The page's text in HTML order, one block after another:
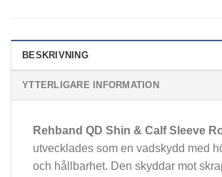
BESKRIVNING
YTTERLIGARE INFORMATION
Rehband QD Shin & Calf Sleeve
utvecklades som en vadskydd med
och hållbarhet. Den skyddar mot